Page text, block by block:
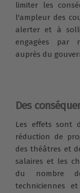
limiter les
l'ampleur des
alerter et à
engagées par
auprès du
Des
Les effets sont
réduction de
des théâtres et
salaires et les
du nombre
techniciennes